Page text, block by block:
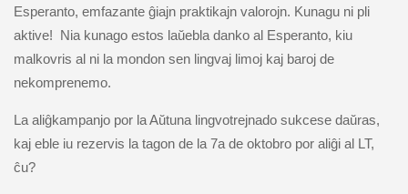
Esperanto, emfazante ĝiajn praktikajn valorojn. Kunagu ni pli
aktive! Nia kunago estos laŭebla danko al Esperanto, kiu
malkovris al ni la mondon sen lingvaj limoj kaj baroj de
nekomprenemo.
La aliĝkampanjo por la Aŭtuna lingvotrejnado sukcese daŭras,
kaj eble iu rezervis la tagon de la 7a de oktobro por aliĝi al LT,
ĉu?